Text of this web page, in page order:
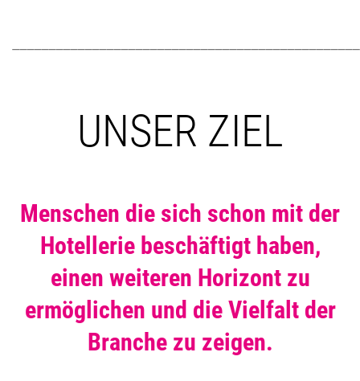
UNSER ZIEL
Menschen die sich schon mit der
Hotellerie beschäftigt haben,
einen weiteren Horizont zu
ermöglichen und die Vielfalt der
Branche zu zeigen.